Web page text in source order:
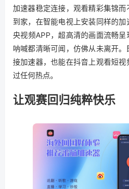
加速器稳定连接，观看精彩集锦
到家，在智能电视上安装同样的
央视频APP，超高清的画面流畅
呐喊都清晰可闻，仿佛从未离开
接加速器，也能在抖音上观看短
过任何热点。
让观赛回归纯粹快乐